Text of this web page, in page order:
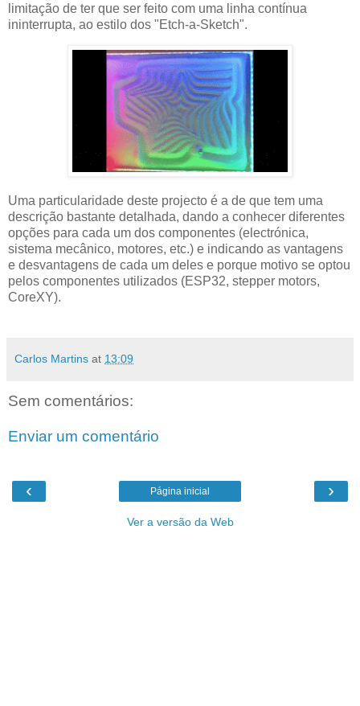
limitação de ter que ser feito com uma linha contínua
ininterrupta, ao estilo dos "Etch-a-Sketch".
Uma particularidade deste projecto é a de que tem uma
descrição bastante detalhada, dando a conhecer diferentes
opções para cada um dos componentes (electrónica,
sistema mecânico, motores, etc.) e indicando as vantagens
e desvantagens de cada um deles e porque motivo se optou
pelos componentes utilizados (ESP32, stepper motors,
CoreXY).
Carlos Martins at 13:09
Sem comentários:
Enviar um comentário
‹ ›
Página inicial
Ver a versão da Web